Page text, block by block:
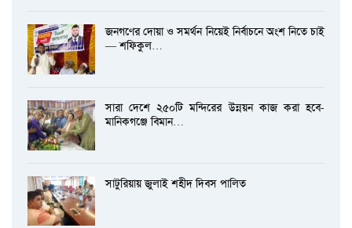
জনগণের দোয়া ও সমর্থন নিয়েই নির্বাচনে অংশ নিতে চাই
— শফিকুল…
সারা দেশে ২৫০টি মন্দিরের উন্নয়ন কাজ করা হবে-
মানিকগঞ্জে বিমান…
সাটুরিয়ায় জুলাই শহীদ দিবস পালিত